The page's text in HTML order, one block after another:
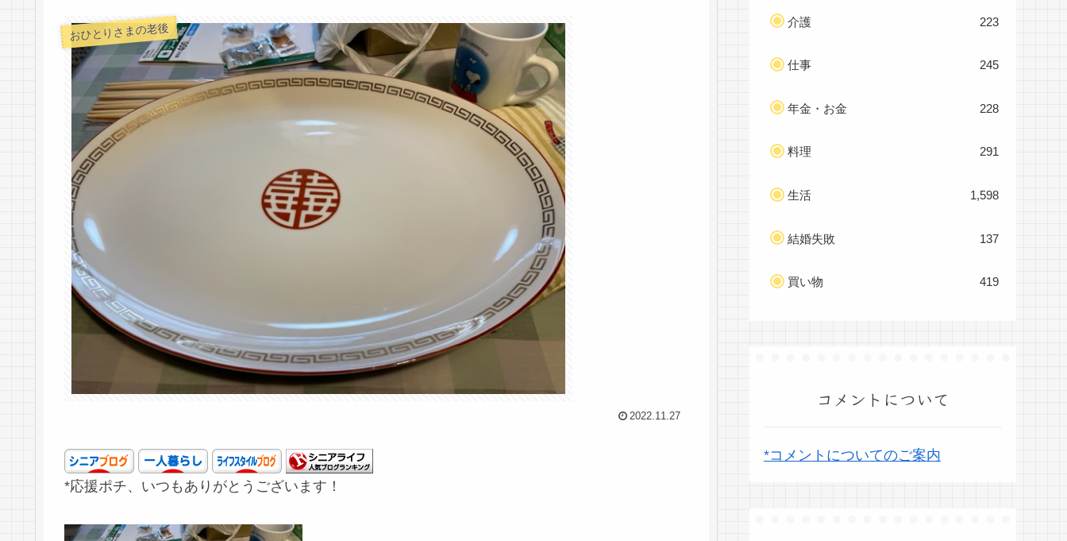
おひとりさまの老後
2022.11.27
*応援ポチ、いつもありがとうございます！
介護 223
仕事 245
年金・お金 228
料理 291
生活 1,598
結婚失敗 137
買い物 419
コメントについて
*コメントについてのご案内